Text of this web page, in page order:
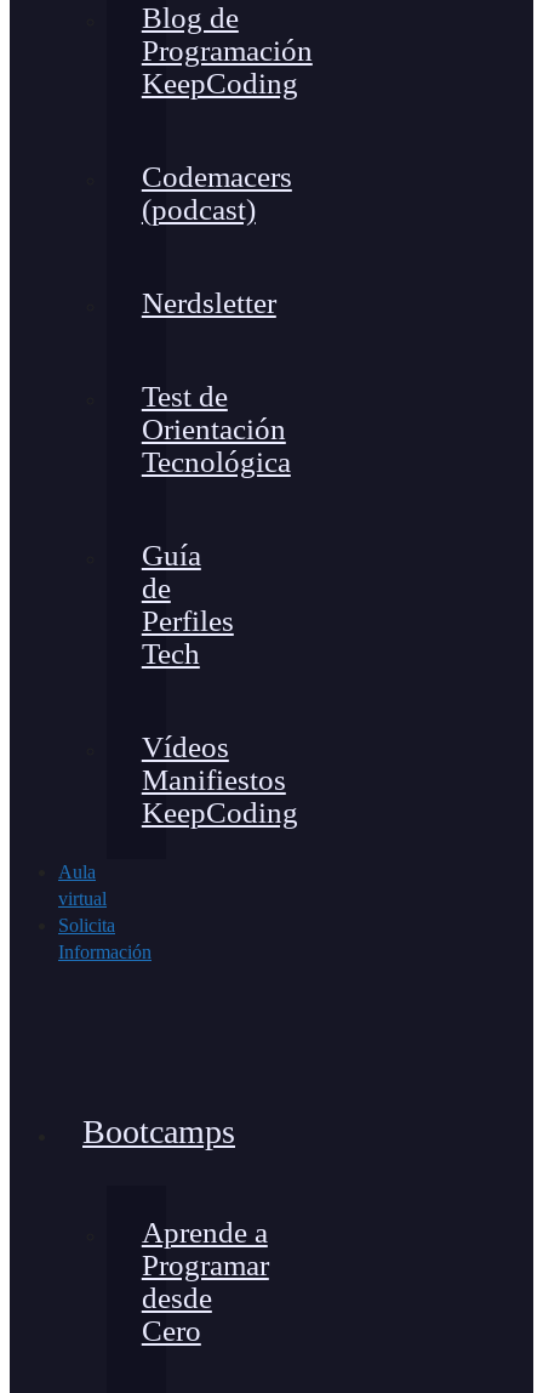
Blog de
Programación
KeepCoding
Codemacers
(podcast)
Nerdsletter
Test de
Orientación
Tecnológica
Guía
de
Perfiles
Tech
Vídeos
Manifiestos
KeepCoding
Aula
virtual
Solicita
Información
Bootcamps
Aprende a
Programar
desde
Cero